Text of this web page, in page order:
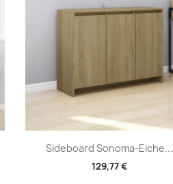
Sideboard Sonoma-Eiche...
129,77 €
Vorschau